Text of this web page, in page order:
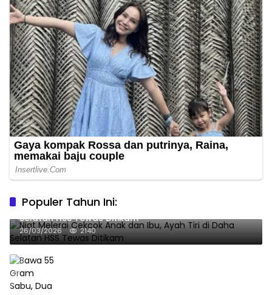
Populer Tahun Ini:
Niat Melerai Cekcok Anak dan Ibu, Ayah Tiri di Daha
Selatan HSS Tewas Ditikam
26/03/2026 2140